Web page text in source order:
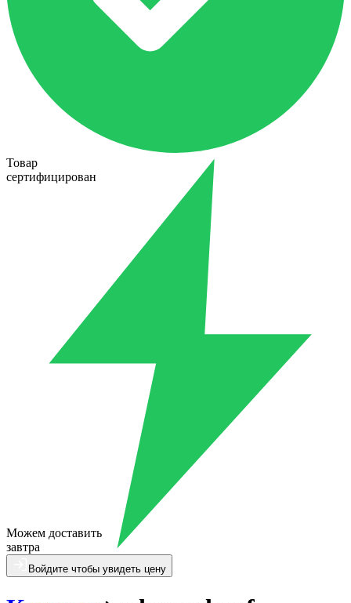
Товар
сертифицирован
Можем доставить
завтра
Войдите чтобы увидеть цену